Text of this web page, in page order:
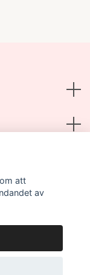
att
av